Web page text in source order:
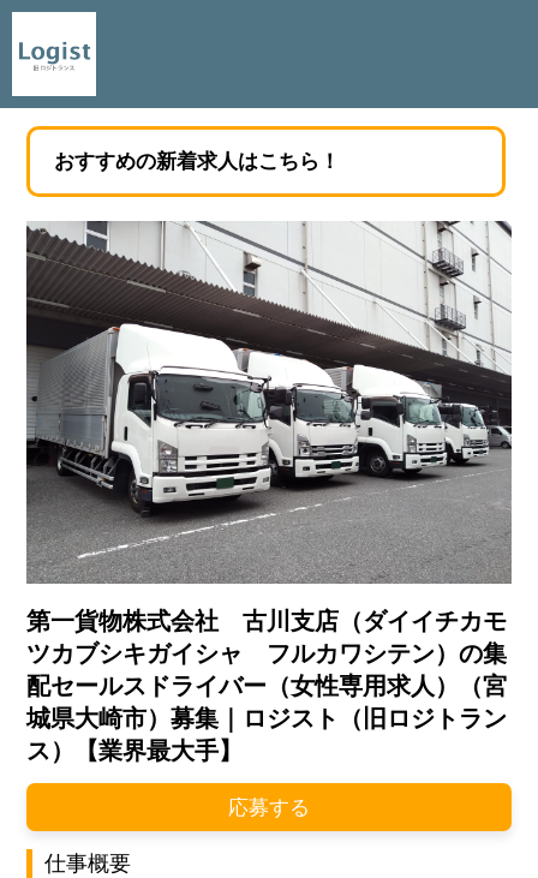
おすすめの新着求人はこちら！
第一貨物株式会社 古川支店（ダイイチカモ
ツカブシキガイシャ フルカワシテン）の集
配セールスドライバー（女性専用求人）（宮
城県大崎市）募集｜ロジスト（旧ロジトラン
ス）【業界最大手】
応募する
仕事概要